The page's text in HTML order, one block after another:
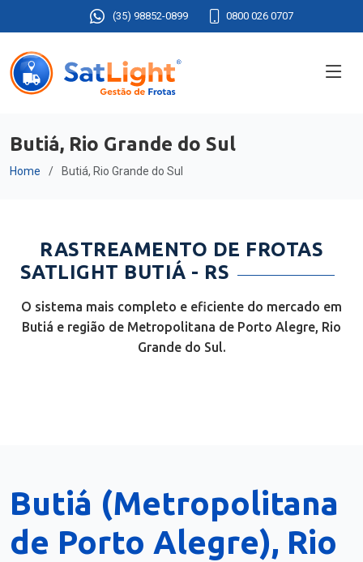
(35) 98852-0899 0800 026 0707
Butiá, Rio Grande do Sul
Home Butiá, Rio Grande do Sul
RASTREAMENTO DE FROTAS
SATLIGHT BUTIÁ - RS
O sistema mais completo e eficiente do mercado em
Butiá e região de Metropolitana de Porto Alegre, Rio
Grande do Sul.
Butiá (Metropolitana
de Porto Alegre), Rio